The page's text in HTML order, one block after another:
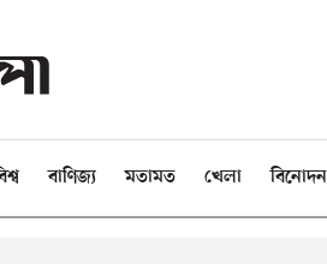
বাণিজ্য মতামত খেলা বিনোদন